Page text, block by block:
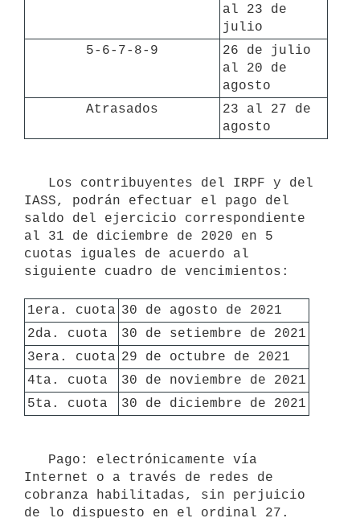
al 23 de
julio
5-6-7-8-9
26 de julio
al 20 de
agosto
Atrasados
23 al 27 de
agosto
IASS, podrán efectuar el pago del
saldo del ejercicio correspondiente
al 31 de diciembre de 2020 en 5
cuotas iguales de acuerdo al
siguiente cuadro de vencimientos:
1era. cuota 30 de agosto de 2021
2da. cuota
30 de setiembre de 2021
3era. cuota 29 de octubre de 2021
4ta. cuota
30 de noviembre de 2021
5ta. cuota
30 de diciembre de 2021
Internet o a través de redes de
cobranza habilitadas, sin perjuicio
de lo dispuesto en el ordinal 27.